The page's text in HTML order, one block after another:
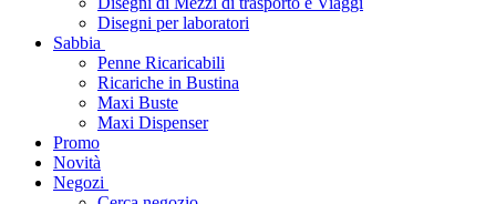
Disegni per laboratori
Sabbia
Penne Ricaricabili
Ricariche in Bustina
Maxi Buste
Maxi Dispenser
Promo
Novità
Negozi